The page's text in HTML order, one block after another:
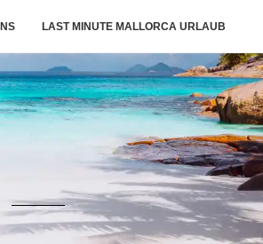
LAST MINUTE MALLORCA URLAUB